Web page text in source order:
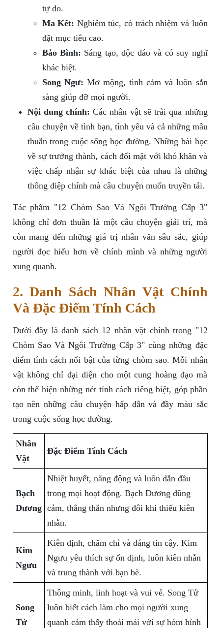
tự do.
Ma Kết: Nghiêm túc, có trách nhiệm và luôn
đặt mục tiêu cao.
Bảo Bình: Sáng tạo, độc đáo và có suy nghĩ
khác biệt.
Song Ngư: Mơ mộng, tình cảm và luôn sẵn
sàng giúp đỡ mọi người.
Nội dung chính: Các nhân vật sẽ trải qua những
câu chuyện về tình bạn, tình yêu và cả những mâu
thuẫn trong cuộc sống học đường. Những bài học
về sự trưởng thành, cách đối mặt với khó khăn và
việc chấp nhận sự khác biệt của nhau là những
thông điệp chính mà câu chuyện muốn truyền tải.
Tác phẩm "12 Chòm Sao Và Ngôi Trường Cấp 3"
không chỉ đơn thuần là một câu chuyện giải trí, mà
còn mang đến những giá trị nhân văn sâu sắc, giúp
người đọc hiểu hơn về chính mình và những người
xung quanh.
2. Danh Sách Nhân Vật Chính
Và Đặc Điểm Tính Cách
Dưới đây là danh sách 12 nhân vật chính trong "12
Chòm Sao Và Ngôi Trường Cấp 3" cùng những đặc
điểm tính cách nổi bật của từng chòm sao. Mỗi nhân
vật không chỉ đại diện cho một cung hoàng đạo mà
còn thể hiện những nét tính cách riêng biệt, góp phần
tạo nên những câu chuyện hấp dẫn và đầy màu sắc
trong cuộc sống học đường.
Nhân
Vật
Đặc Điểm Tính Cách
Bạch
Dương
Nhiệt huyết, năng động và luôn dẫn đầu
trong mọi hoạt động. Bạch Dương dũng
cảm, thẳng thắn nhưng đôi khi thiếu kiên
nhẫn.
Kim
Ngưu
Kiên định, chăm chỉ và đáng tin cậy. Kim
Ngưu yêu thích sự ổn định, luôn kiên nhẫn
và trung thành với bạn bè.
Song
Tử
Thông minh, linh hoạt và vui vẻ. Song Tử
luôn biết cách làm cho mọi người xung
quanh cảm thấy thoải mái với sự hóm hỉnh